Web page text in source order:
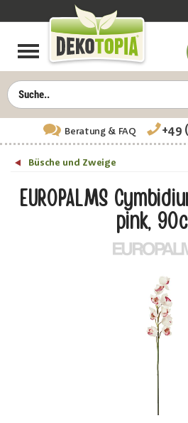
Beratung& FAQ +49
Büsche und Zweige
EUROPALMS
pink,